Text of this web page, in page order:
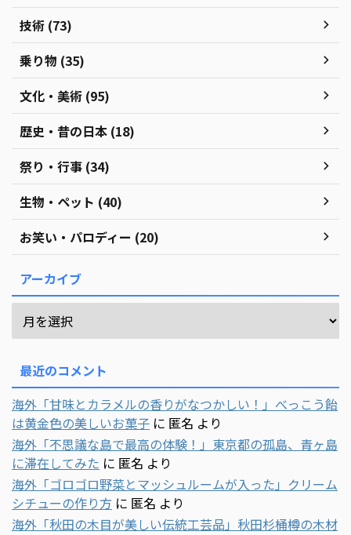
技術 (73)
乗り物 (35)
文化・美術 (95)
歴史・昔の日本 (18)
祭り・行事 (34)
生物・ペット (40)
お笑い・パロディー (20)
アーカイブ
最近のコメント
海外「甘味とカラメルの香りがなつかしい！」べっこう飴
は黄金色の美しいお菓子 に 匿名 より
海外「不思議な島で最高の体験！」東京都の孤島、青ヶ島
に滞在してみた に 匿名 より
海外「ゴロゴロ野菜とマッシュルームが入った」クリーム
シチューの作り方 に 匿名 より
海外「秋田の木目が美しい伝統工芸品」秋田杉桶樽の木材